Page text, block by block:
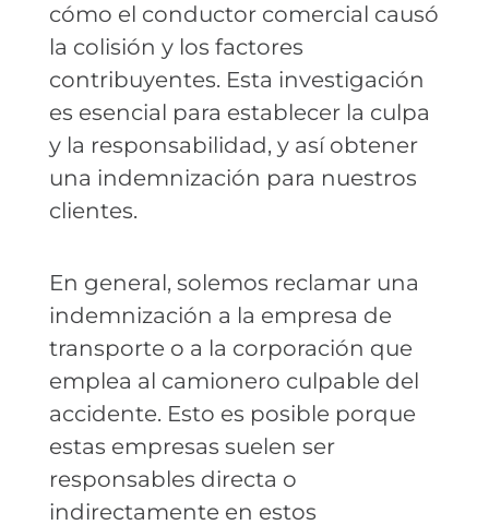
cómo el conductor comercial causó
la colisión y los factores
contribuyentes. Esta investigación
es esencial para establecer la culpa
y la responsabilidad, y así obtener
una indemnización para nuestros
clientes.
En general, solemos reclamar una
indemnización a la empresa de
transporte o a la corporación que
emplea al camionero culpable del
accidente. Esto es posible porque
estas empresas suelen ser
responsables directa o
indirectamente en estos